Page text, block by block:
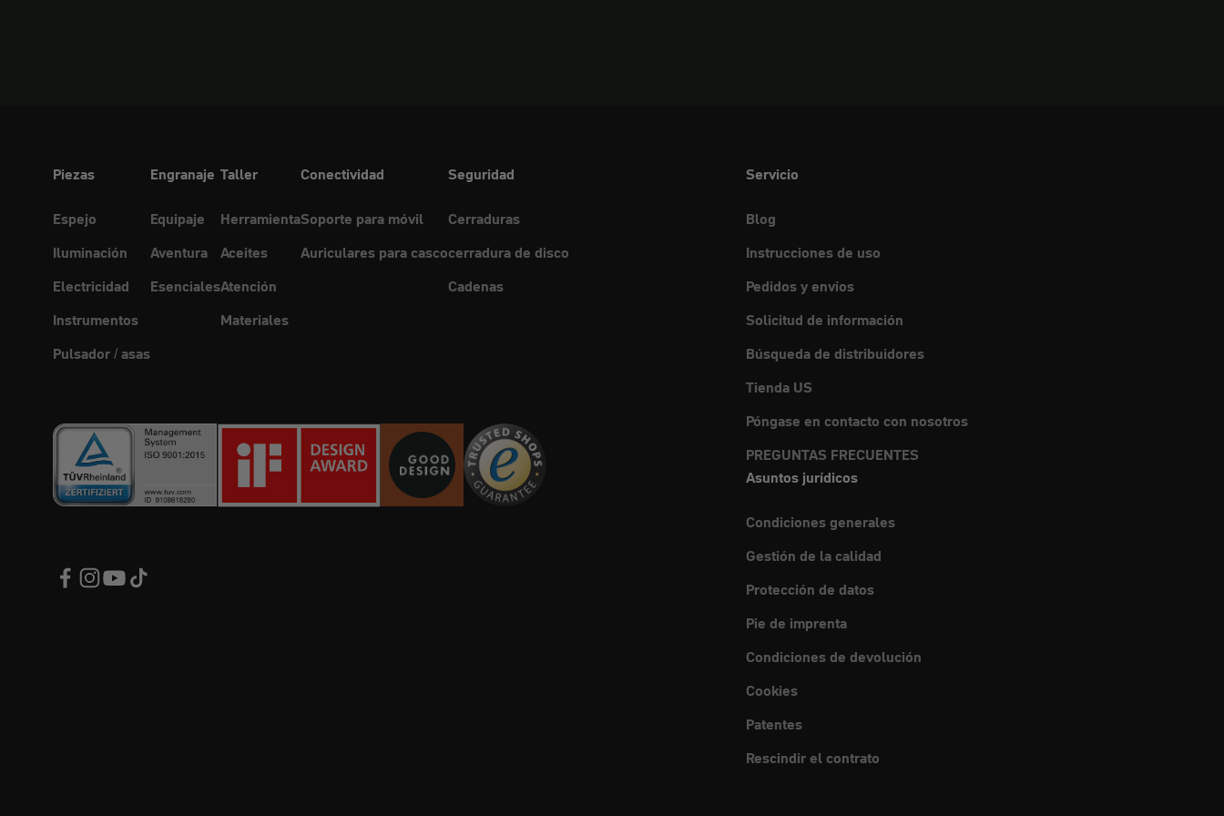
Piezas
Espejo
Iluminación
Electricidad
Instrumentos
Pulsador / asas
Engranaje
Equipaje
Aventura
Esenciales
Taller
Herramienta
Aceites
Atención
Materiales
Conectividad
Soporte para móvil
Auriculares para casco
Seguridad
Cerraduras
cerradura de disco
Cadenas
Servicio
Blog
Instrucciones de uso
Pedidos y envíos
Solicitud de información
Búsqueda de distribuidores
Tienda US
Póngase en contacto con nosotros
PREGUNTAS FRECUENTES
Asuntos jurídicos
Condiciones generales
Gestión de la calidad
Protección de datos
Pie de imprenta
Condiciones de devolución
Cookies
Patentes
Rescindir el contrato